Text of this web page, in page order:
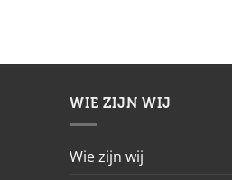
WIE ZIJN WIJ
Wie zijn wij